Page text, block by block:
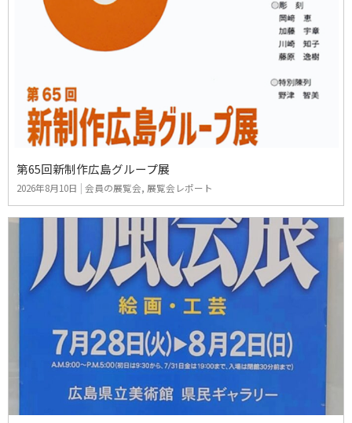
第65回新制作広島グループ展
2026年8月10日 | 会員の展覧会, 展覧会レポート